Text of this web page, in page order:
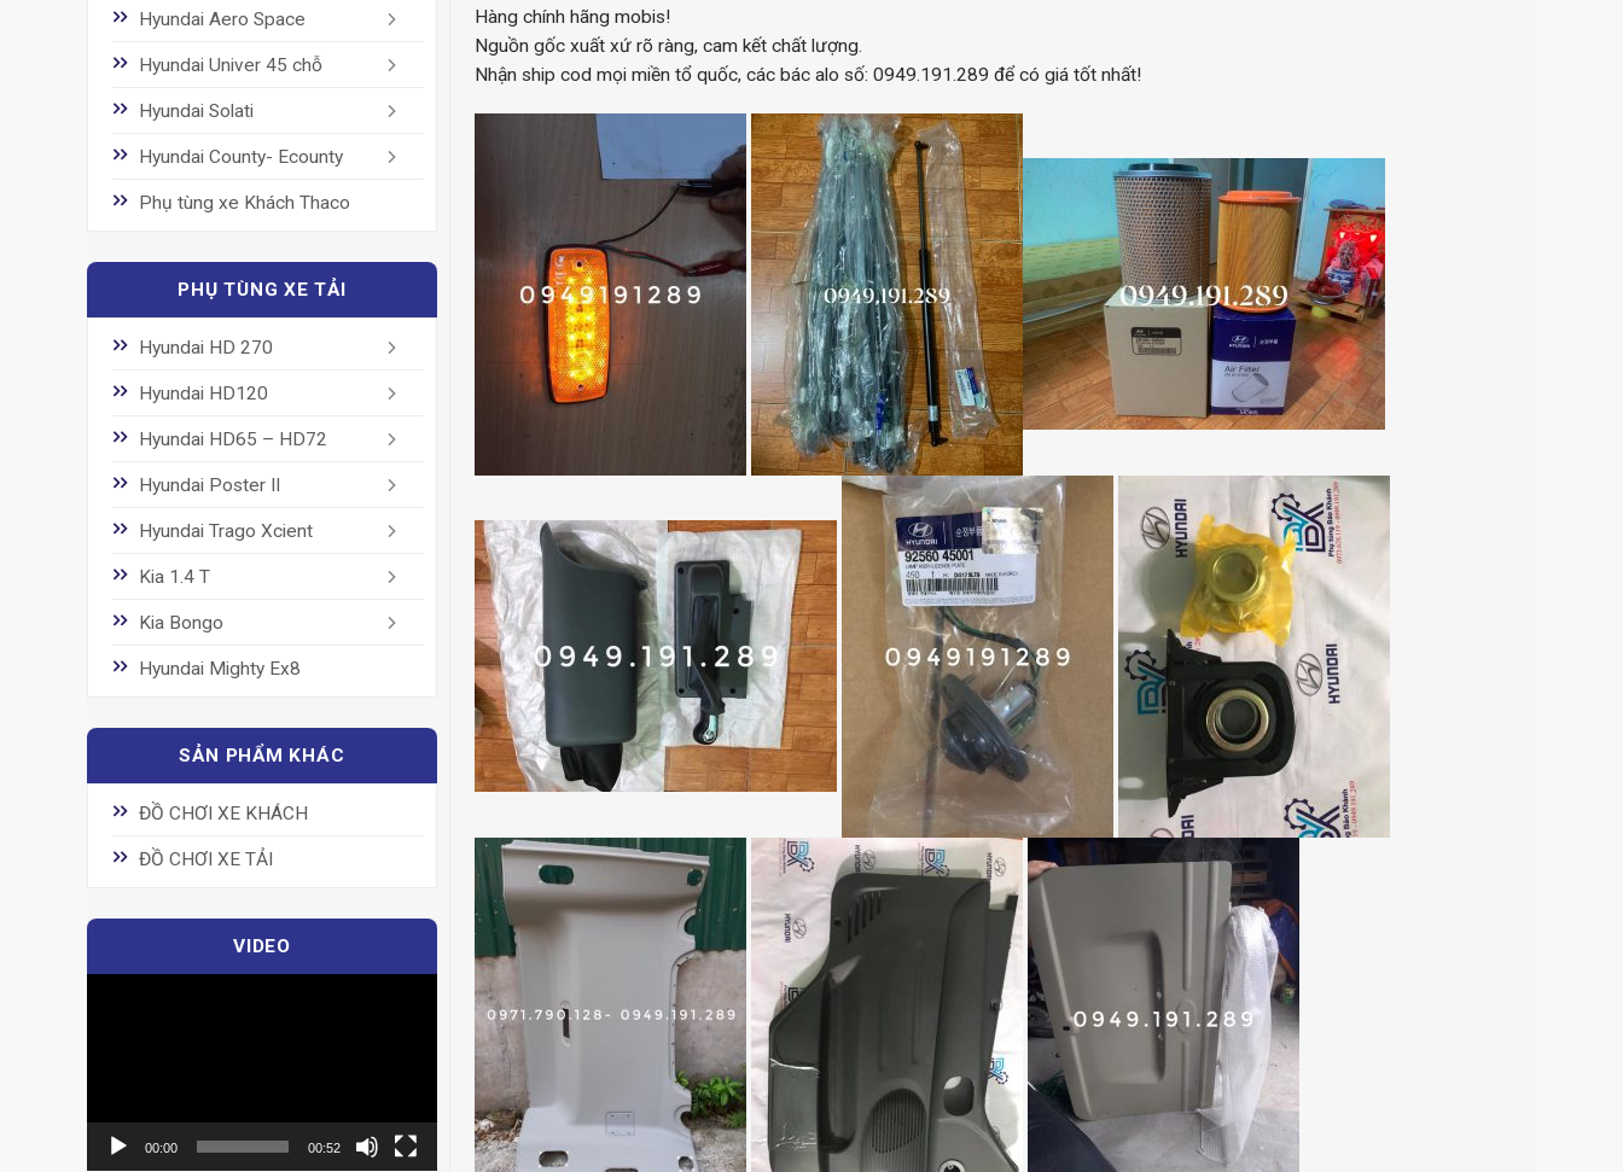
Hyundai Aero Space
Hyundai Univer 45 chỗ
Hyundai Solati
Hyundai County- Ecounty
Phụ tùng xe Khách Thaco
PHỤ TÙNG XE TẢI
Hyundai HD 270
Hyundai HD120
Hyundai HD65 – HD72
Hyundai Poster II
Hyundai Trago Xcient
Kia 1.4 T
Kia Bongo
Hyundai Mighty Ex8
SẢN PHẨM KHÁC
ĐỒ CHƠI XE KHÁCH
ĐỒ CHƠI XE TẢI
VIDEO
00:00 00:52
Hàng chính hãng mobis!
Nguồn gốc xuất xứ rõ ràng, cam kết chất lượng.
Nhận ship cod mọi miền tổ quốc, các bác alo số: 0949.191.289 để có giá tốt nhất!